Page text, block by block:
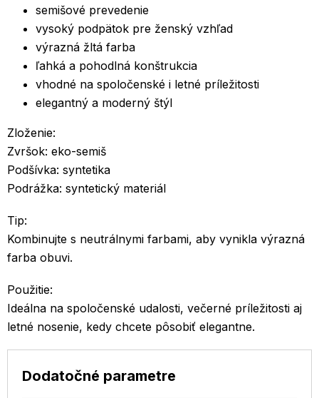
semišové prevedenie
vysoký podpätok pre ženský vzhľad
výrazná žltá farba
ľahká a pohodlná konštrukcia
vhodné na spoločenské i letné príležitosti
elegantný a moderný štýl
Zloženie:
Zvršok: eko-semiš
Podšívka: syntetika
Podrážka: syntetický materiál
Tip:
Kombinujte s neutrálnymi farbami, aby vynikla výrazná
farba obuvi.
Použitie:
Ideálna na spoločenské udalosti, večerné príležitosti aj
letné nosenie, kedy chcete pôsobiť elegantne.
Dodatočné parametre